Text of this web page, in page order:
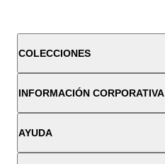
COLECCIONES
INFORMACIÓN CORPORATIVA
AYUDA